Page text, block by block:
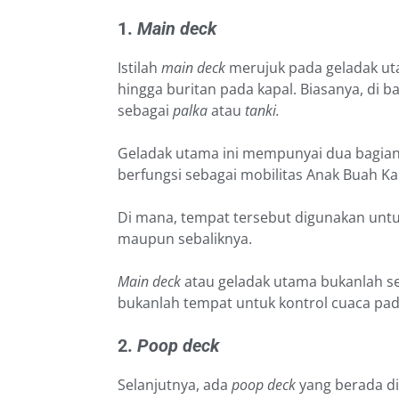
1. Main deck
Istilah main deck merujuk pada geladak
hingga buritan pada kapal. Biasanya, di
sebagai palkaatau tanki.
Geladak utama ini mempunyai dua
berfungsi sebagai mobilitas Anak Buah
Di mana, tempat tersebut digunakan
maupun sebaliknya.
Main deckatau geladak utama bukanlah
bukanlah tempat untuk kontrol cuaca
2. Poop deck
Selanjutnya, ada poop deckyang berada